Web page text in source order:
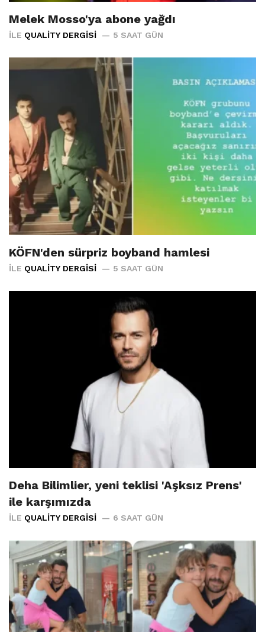
Melek Mosso'ya abone yağdı
İLE QUALITY DERGISI 5 SAAT GÜN
KÖFN'den sürpriz boyband hamlesi
İLE QUALITY DERGISI 5 SAAT GÜN
Deha Bilimlier, yeni teklisi 'Aşksız Prens'
ile karşımızda
İLE QUALITY DERGISI 6 SAAT GÜN